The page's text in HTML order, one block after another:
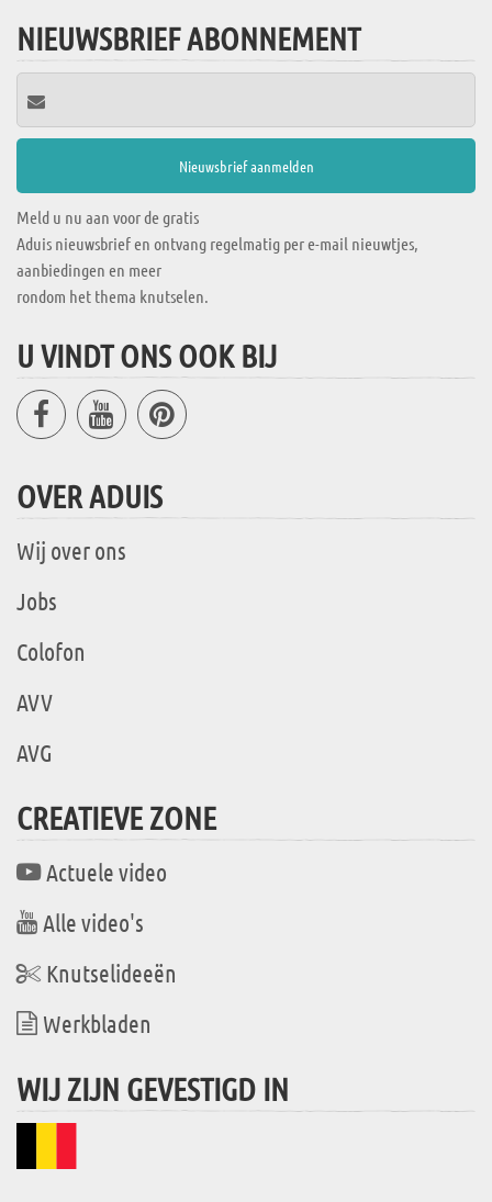
NIEUWSBRIEF ABONNEMENT
Meld u nu aan voor de gratis
Aduis nieuwsbrief en ontvang regelmatig per e-mail nieuwtjes,
aanbiedingen en meer
rondom het thema knutselen.
U VINDT ONS OOK BIJ
OVER ADUIS
Wij over ons
Jobs
Colofon
AVV
AVG
CREATIEVE ZONE
Actuele video
Alle video's
Knutselideeën
Werkbladen
WIJ ZIJN GEVESTIGD IN